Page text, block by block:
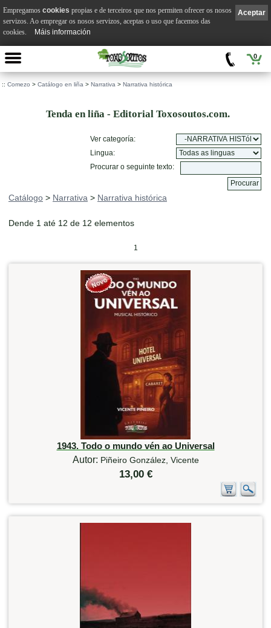
0
:: Comezo > Catálogo en liña > Narrativa > Narrativa histórica
Tenda en liña - Editorial Toxosoutos.com.
Ver categoría:
Lingua:
Procurar o seguinte texto:
Catálogo > Narrativa > Narrativa histórica
Dende 1 até 12 de 12 elementos
1
1943. Todo o mundo vén ao Universal
Autor: Piñeiro González, Vicente
13,00 €
Aceptar
Empregamos cookies propias e de terceiros que nos permiten ofrecer os nosos
servizos. Ao empregar os nosos servizos, aceptas o uso que facemos das
cookies.
Máis información